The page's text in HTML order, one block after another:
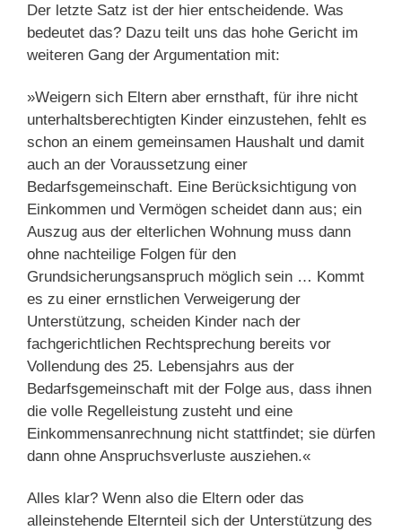
Der letzte Satz ist der hier entscheidende. Was
bedeutet das? Dazu teilt uns das hohe Gericht im
weiteren Gang der Argumentation mit:
»Weigern sich Eltern aber ernsthaft, für ihre nicht
unterhaltsberechtigten Kinder einzustehen, fehlt es
schon an einem gemeinsamen Haushalt und damit
auch an der Voraussetzung einer
Bedarfsgemeinschaft. Eine Berücksichtigung von
Einkommen und Vermögen scheidet dann aus; ein
Auszug aus der elterlichen Wohnung muss dann
ohne nachteilige Folgen für den
Grundsicherungsanspruch möglich sein … Kommt
es zu einer ernstlichen Verweigerung der
Unterstützung, scheiden Kinder nach der
fachgerichtlichen Rechtsprechung bereits vor
Vollendung des 25. Lebensjahrs aus der
Bedarfsgemeinschaft mit der Folge aus, dass ihnen
die volle Regelleistung zusteht und eine
Einkommensanrechnung nicht stattfindet; sie dürfen
dann ohne Anspruchsverluste ausziehen.«
Alles klar? Wenn also die Eltern oder das
alleinstehende Elternteil sich der Unterstützung des